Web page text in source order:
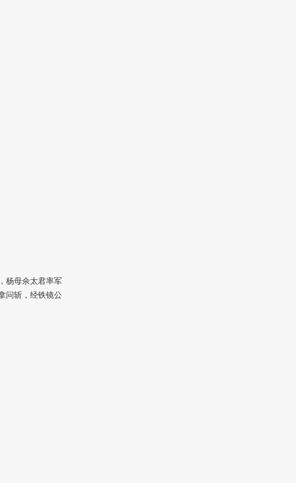
杨母佘太君率军
问斩，经铁镜公